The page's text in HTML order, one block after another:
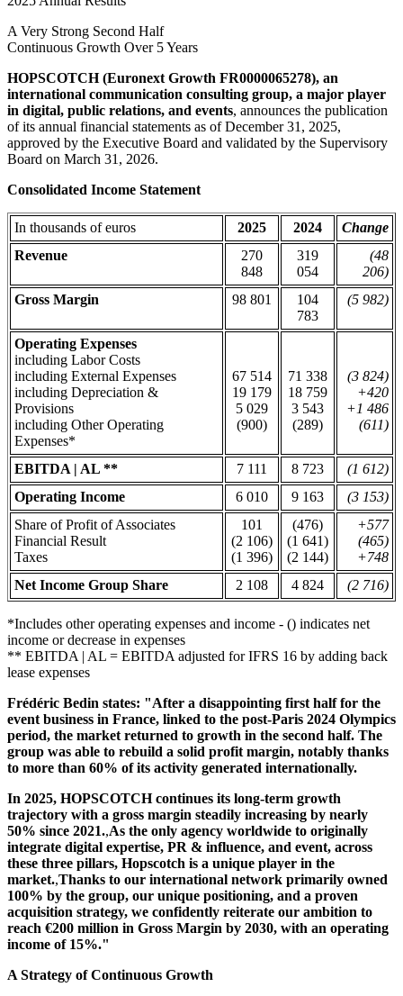
A Very Strong Second Half
Continuous Growth Over 5 Years
HOPSCOTCH (Euronext Growth FR0000065278), an
international communication consulting group, a major player
in digital, public relations, and events, announces the publication
of its annual financial statements as of December 31, 2025,
approved by the Executive Board and validated by the Supervisory
Board on March 31, 2026.
Consolidated Income Statement
In thousands of euros 2025 2024
Change
Revenue
270
848
319
054
(48
206)
Gross Margin
98 801
104
783
(5 982)
Operating Expenses
including Labor Costs
including External Expenses
including Depreciation &
Provisions
including Other Operating
Expenses*
67 514
19 179
5 029
(900)
71 338
18 759
3 543
(289)
(3 824)
+420
+1 486
(611)
EBITDA | AL ** 7 111 8 723
(1 612)
Operating Income
6 010 9 163
(3 153)
Share of Profit of Associates
Financial Result
Taxes
101
(2 106)
(1 396)
(476)
(1 641)
(2 144)
+577
(465)
+748
Net Income Group Share
2 108 4 824 (2 716)
*Includes other operating expenses and income - () indicates net
income or decrease in expenses
** EBITDA | AL = EBITDA adjusted for IFRS 16 by adding back
lease expenses
Frédéric Bedin states: "After a disappointing first half for the
event business in France, linked to the post-Paris 2024 Olympics
period, the market returned to growth in the second half. The
group was able to rebuild a solid profit margin, notably thanks
to more than 60% of its activity generated internationally.
In 2025, HOPSCOTCH continues its long-term growth
trajectory with a gross margin steadily increasing by nearly
50% since 2021.,As the only agency worldwide to originally
integrate digital expertise, PR & influence, and event, across
these three pillars, Hopscotch is a unique player in the
market.,Thanks to our international network primarily owned
100% by the group, our unique positioning, and a proven
acquisition strategy, we confidently reiterate our ambition to
reach €200 million in Gross Margin by 2030, with an operating
income of 15%."
A Strategy of Continuous Growth